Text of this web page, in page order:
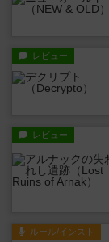
レビュー
レビュー
ルール/インスト